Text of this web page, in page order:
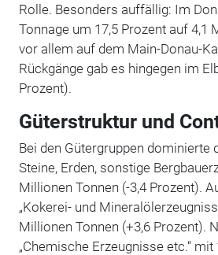
Rolle. Besonders auffällig: Im
Tonnage um 17,5 Prozent auf 4,1
vor allem auf dem Main-Donau-
Rückgänge gab es hingegen im
Prozent).
Güterstruktur und
Bei den Gütergruppen dominierte
Steine, Erden, sonstige
Millionen Tonnen (-3,4 Prozent).
„Kokerei- und
Millionen Tonnen (+3,6 Prozent).
„Chemische Erzeugnisse etc.“